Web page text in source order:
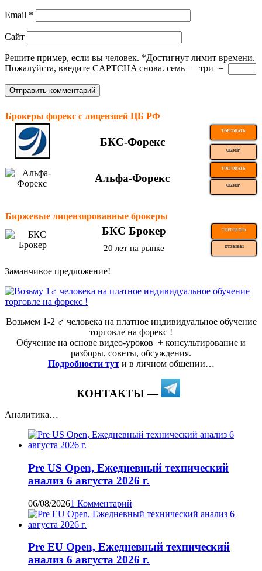
Email *
Сайт
Решите пример, если вы человек. *Достигнут лимит времени.
Пожалуйста, введите CAPTCHA снова. семь − три =
Брокеры форекс с лицензией ЦБ РФ
БКС-Форекс
ТОРГОВАТЬ
ОБЗОР
Альфа-Форекс
ТОРГОВАТЬ
ОБЗОР
Биржевые лицензированные брокеры
БКС Брокер ТОРГОВАТЬ
20 лет на рынке ОТЗЫВЫ
Заманчивое предложение!
Возьмем 1-2 ‍♂️ человека на платное индивидуальное обучение
торговле на форекс !
Обучение на основе видео-уроков ️ + консультирование и
разборы, советы, обсуждения.
Подробности тут и в личном общении…
КОНТАКТЫ —
Аналитика…
Pre US Open, Ежедневный технический
анализ 6 августа 2026 г.
06/08/20261 Комментарий
Pre EU Open, Ежедневный технический
анализ 6 августа 2026 г.